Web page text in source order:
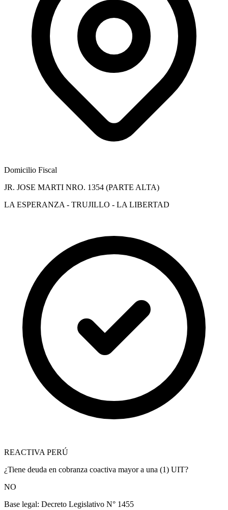
Domicilio Fiscal
JR. JOSE MARTI NRO. 1354 (PARTE ALTA)
LA ESPERANZA - TRUJILLO - LA LIBERTAD
REACTIVA PERÚ
¿Tiene deuda en cobranza coactiva mayor a una (1) UIT?
NO
Base legal: Decreto Legislativo N° 1455